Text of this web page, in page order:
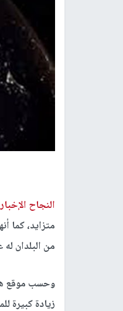
النجاح
متزايد، كما
من البلدان
وحسب موقع